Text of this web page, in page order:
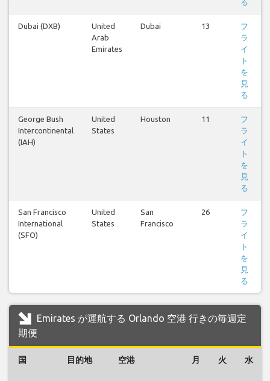
る
Dubai (DXB)
United
Arab
Emirates
Dubai 13
フ
ラ
イ
ト
を
見
る
George Bush
Intercontinental
(IAH)
United
States
Houston 11
フ
ラ
イ
ト
を
見
る
San Francisco
International
(SFO)
United
States
San
Francisco
26
フ
ラ
イ
ト
を
見
る
Emirates が運航する Orlando 空港 行きの毎週定
期便
国 目的地 空港 月 火 水